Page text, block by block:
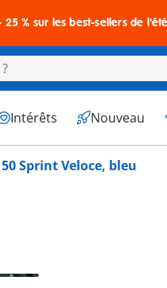
% sur les best-sellers de
Intérêts Nouveau
Sprint Veloce, bleu